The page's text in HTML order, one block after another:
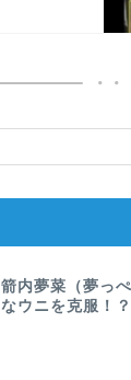
箭内夢菜（夢っ
なウニを克服！？